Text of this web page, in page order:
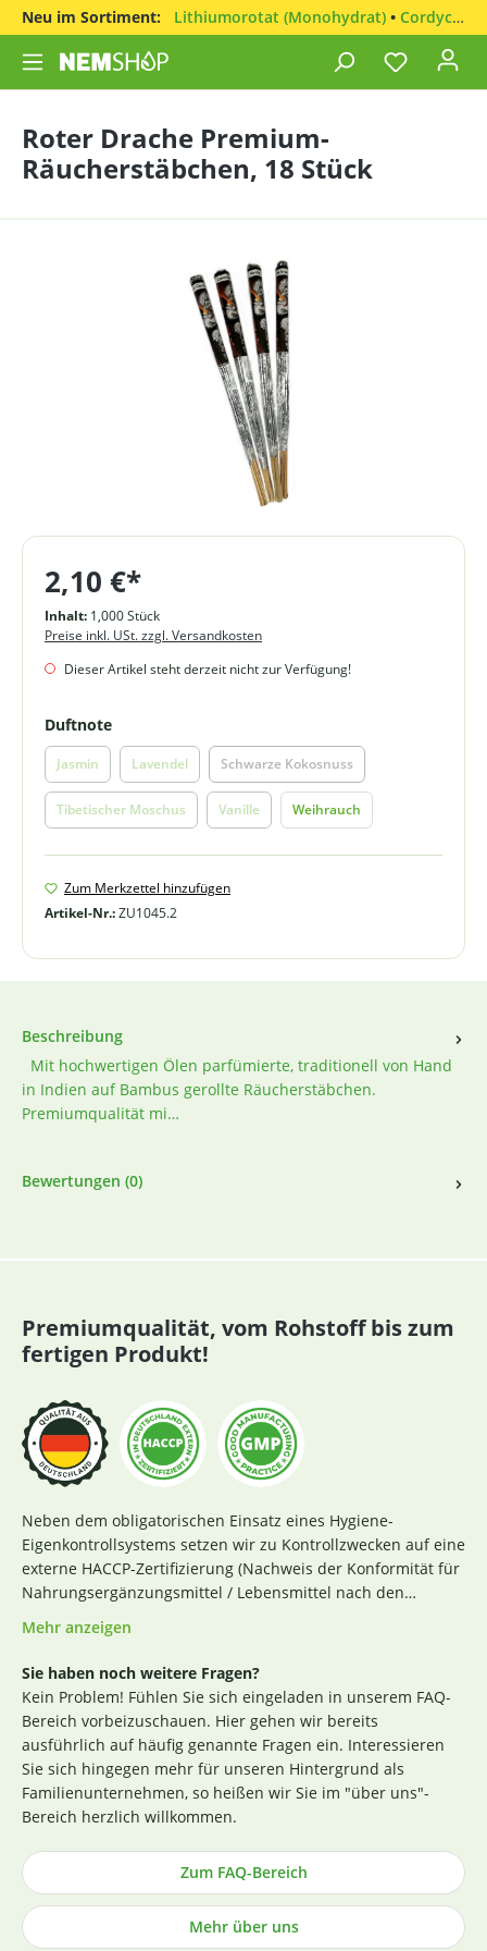
Neu im Sortiment: Lithiumorotat (Monohydrat) • Cordyceps sinensis
Roter Drache Premium-
Räucherstäbchen, 18 Stück
2,10 €*
Inhalt: 1,000 Stück
Preise inkl. USt. zzgl. Versandkosten
Dieser Artikel steht derzeit nicht zur Verfügung!
Duftnoteauswählen
Jasmin Lavendel Schwarze Kokosnuss
Tibetischer Moschus Vanille Weihrauch
Zum Merkzettel hinzufügen
Artikel-Nr.:ZU1045.2
Beschreibung
Mit hochwertigen Ölen parfümierte, traditionell von Hand
in Indien auf Bambus gerollte Räucherstäbchen.
Premiumqualität mi…
Bewertungen (0)
Premiumqualität, vom Rohstoff bis zum
fertigen Produkt!
Neben dem obligatorischen Einsatz eines Hygiene-
Eigenkontrollsystems setzen wir zu Kontrollzwecken auf eine
externe HACCP-Zertifizierung (Nachweis der Konformität für
Nahrungsergänzungsmittel / Lebensmittel nach den
Richtlinien des Codex Alimentarius und der Verordnung EG
Nr. 852 / 2004 des Europäischen Parlaments). Das aktuelle
Zertifikat finden Siehier
. Darüber hinaus beginnt für uns
die Sicherstellung einer erstklassigen Produktqualität
bereits bei der strengen Durchleuchtung und Auswahl
unserer (Rohstoff-)Lieferanten. Die Produktion nach GMP-
Richtlinie ist hierbei ein wichtiges Kriterium. Losgelöst von
den Tests der Hersteller untersuchen wir zusätzlich, ohne
rechtlich dazu verpflichtet zu sein, einen Großteil der
weisen dies durch die Veröffentlichung entsprechender
Zertifikate nach (im Regelfall direkt an der
Produktbeschreibung). Die Herstellung von Kapseln und
Tabletten sowie die Abfüllung praktisch aller Produkte
Mehr anzeigen
Sie haben noch weitere Fragen?
Kein Problem! Fühlen Sie sich eingeladen in unserem FAQ-
Bereich vorbeizuschauen. Hier gehen wir bereits
ausführlich auf häufig genannte Fragen ein. Interessieren
Sie sich hingegen mehr für unseren Hintergrund als
Familienunternehmen, so heißen wir Sie im "über uns"-
Bereich herzlich willkommen.
Zum FAQ-Bereich
Mehr über uns